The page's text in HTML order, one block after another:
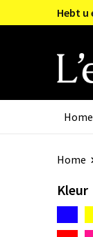
Hebt u
Home
Home
Kleur